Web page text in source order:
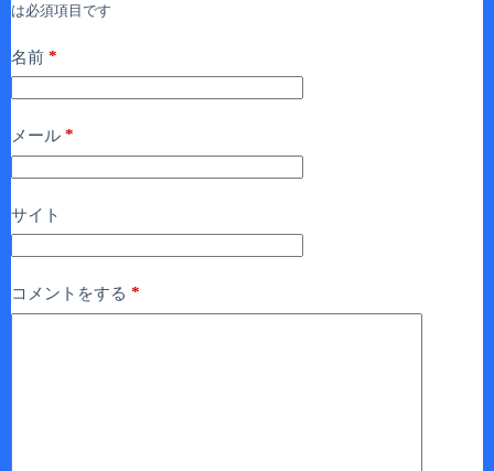
は必須項目です
名前 *
メール *
サイト
コメントをする *